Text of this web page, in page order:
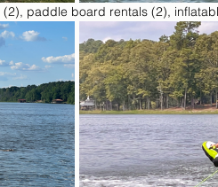
paddle board rentals (2),